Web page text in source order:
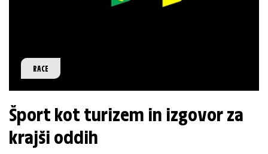
RACE
Šport kot turizem in izgovor za
krajši oddih